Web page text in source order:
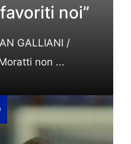
noi”
GALLIANI /
non ...